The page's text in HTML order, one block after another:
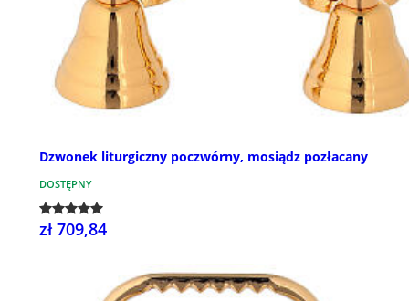
Dzwonek liturgiczny poczwórny, mosiądz pozłacany
DOSTĘPNY
zł 709,84